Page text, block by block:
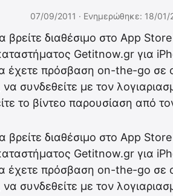
07/09/2011 · Ενημερώθηκε: 18/01/
διαθέσιμο στο App
Getitnow.gr για
έχετε πρόσβαση on-the-go σε
συνδεθείτε με τον
το βίντεο παρουσίαση από
διαθέσιμο στο App
Getitnow.gr για
έχετε πρόσβαση on-the-go σε
συνδεθείτε με τον